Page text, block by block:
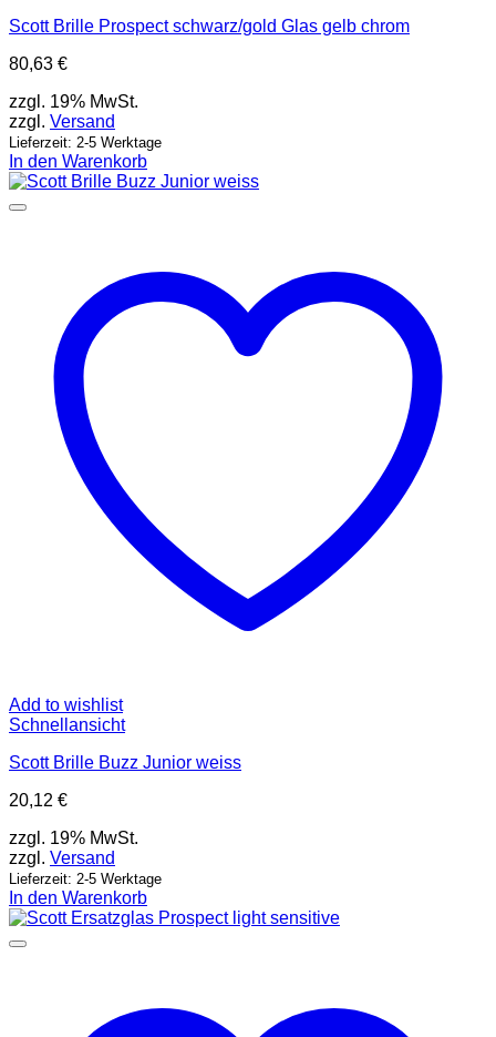
Scott Brille Prospect schwarz/gold Glas gelb chrom
80,63 €
zzgl. 19% MwSt.
zzgl. Versand
Lieferzeit: 2-5 Werktage
In den Warenkorb
Add to wishlist
Schnellansicht
Scott Brille Buzz Junior weiss
20,12 €
zzgl. 19% MwSt.
zzgl. Versand
Lieferzeit: 2-5 Werktage
In den Warenkorb